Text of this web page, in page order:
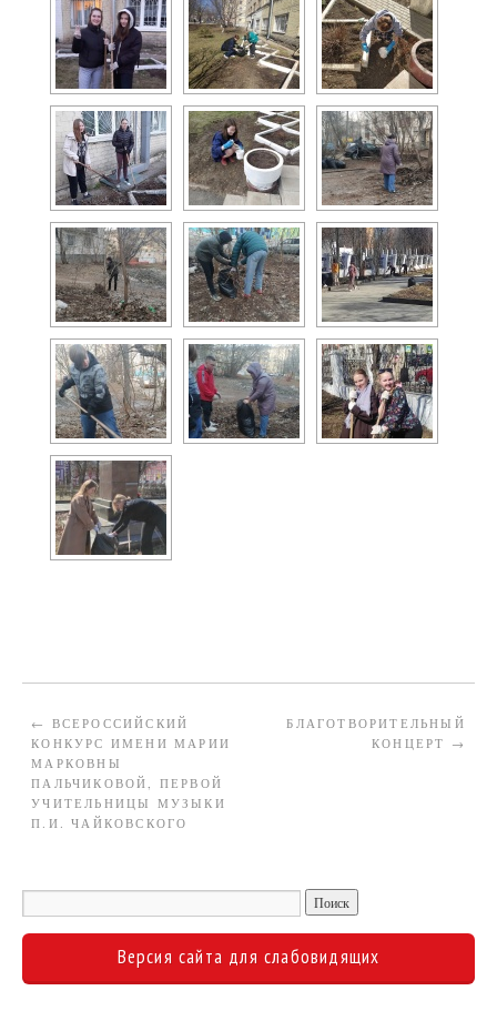
← ВСЕРОССИЙСКИЙ
КОНКУРС ИМЕНИ МАРИИ
МАРКОВНЫ
ПАЛЬЧИКОВОЙ, ПЕРВОЙ
УЧИТЕЛЬНИЦЫ МУЗЫКИ
П.И. ЧАЙКОВСКОГО
БЛАГОТВОРИТЕЛЬНЫЙ
КОНЦЕРТ →
Версия сайта для слабовидящих